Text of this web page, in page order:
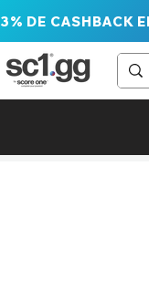
3% DE CASHBACK